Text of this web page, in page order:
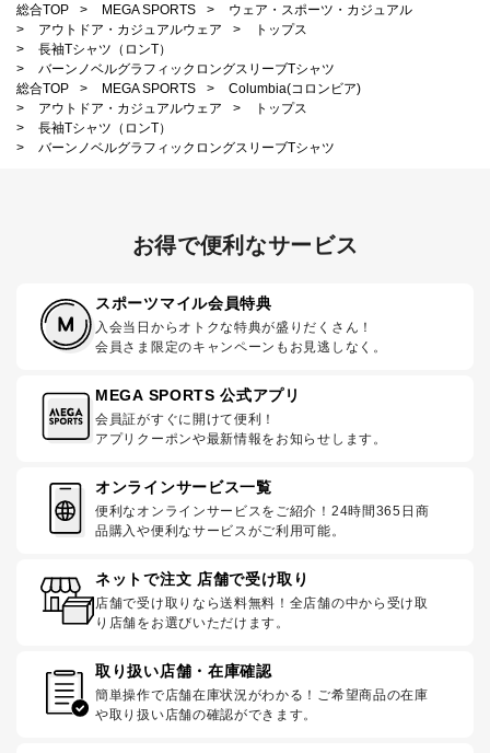
総合TOP
> MEGA SPORTS >
ウェア・スポーツ・カジュアル
>
アウトドア・カジュアルウェア >
トップス
>
長袖Tシャツ（ロンT）
>
バーンノベルグラフィックロングスリーブTシャツ
総合TOP
> MEGA SPORTS >
Columbia(コロンビア)
>
アウトドア・カジュアルウェア >
トップス
>
長袖Tシャツ（ロンT）
>
バーンノベルグラフィックロングスリーブTシャツ
お得で便利なサービス
スポーツマイル会員特典
入会当日からオトクな特典が盛りだくさん！
会員さま限定のキャンペーンもお見逃しなく。
MEGA SPORTS 公式アプリ
会員証がすぐに開けて便利！
アプリクーポンや最新情報をお知らせします。
オンラインサービス一覧
便利なオンラインサービスをご紹介！24時間365日商
品購入や便利なサービスがご利用可能。
ネットで注文 店舗で受け取り
店舗で受け取りなら送料無料！全店舗の中から受け取
り店舗をお選びいただけます。
取り扱い店舗・在庫確認
簡単操作で店舗在庫状況がわかる！ご希望商品の在庫
や取り扱い店舗の確認ができます。